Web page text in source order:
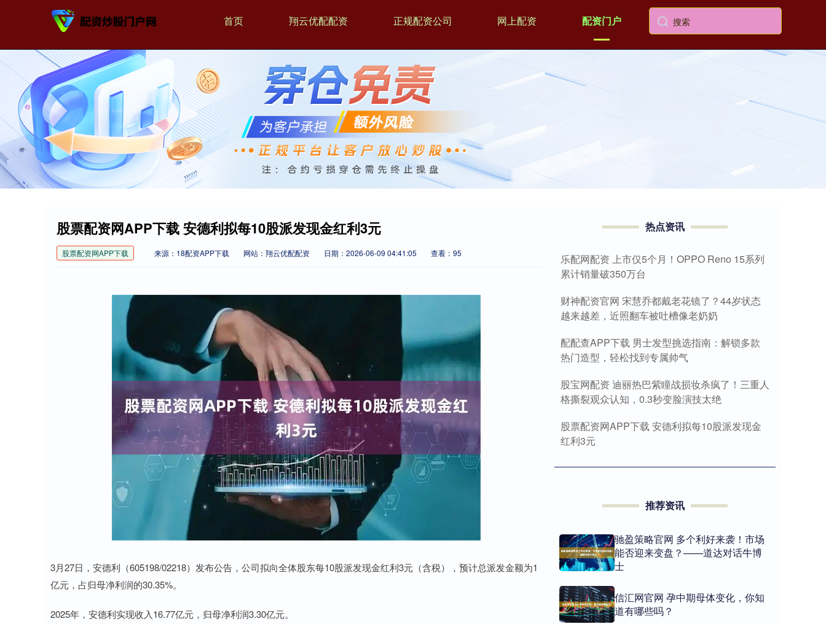
首页 翔云优配配资 正规配资公司 网上配资 配资门户
股票配资网APP下载 安德利拟每10股派发现金红利3元
股票配资网APP下载 来源：18配资APP下载 网站：翔云优配配资 日期：2026-06-09 04:41:05 查看：95
3月27日，安德利（605198/02218）发布公告，公司拟向全体股东每10股派发现金红利3元（含税），预计总派发金额为1
亿元，占归母净利润的30.35%。
2025年，安德利实现收入16.77亿元，归母净利润3.30亿元。
热点资讯
乐配网配资 上市仅5个月！OPPO Reno 15系列
累计销量破350万台
财神配资官网 宋慧乔都戴老花镜了？44岁状态
越来越差，近照翻车被吐槽像老奶奶
配配查APP下载 男士发型挑选指南：解锁多款
热门造型，轻松找到专属帅气
股宝网配资 迪丽热巴紫瞳战损妆杀疯了！三重人
格撕裂观众认知，0.3秒变脸演技太绝
股票配资网APP下载 安德利拟每10股派发现金
红利3元
推荐资讯
驰盈策略官网 多个利好来袭！市场
能否迎来变盘？——道达对话牛博
士
信汇网官网 孕中期母体变化，你知
道有哪些吗？